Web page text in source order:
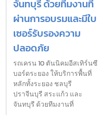
จันทบุรี ด้วยทีมงานที่
ผ่านการอบรมและมีใบ
เซอร์รับรองความ
ปลอดภัย
รถเครน 10 ตันนิคมอีสเทิร์นซี
บอร์ดระยอง ให้บริการพื้นที่
หลักทั้งระยอง ชลบุรี
ปราจีนบุรี สระแก้ว และ
จันทบุรี ด้วยทีมงานที่